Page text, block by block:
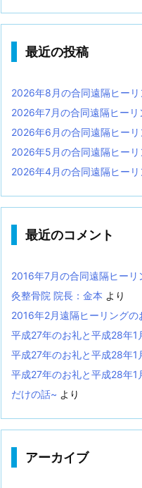
最近の投稿
2026年8月の合同遠隔ヒーリ
2026年7月の合同遠隔ヒーリ
2026年6月の合同遠隔ヒーリ
2026年5月の合同遠隔ヒーリ
2026年4月の合同遠隔ヒーリ
最近のコメント
2016年7月の合同遠隔ヒーリ
灸整骨院 院長：金本 より
2016年2月遠隔ヒーリングの
平成27年のお礼と平成28年1
平成27年のお礼と平成28年1
平成27年のお礼と平成28年1
だけの話~ より
アーカイブ